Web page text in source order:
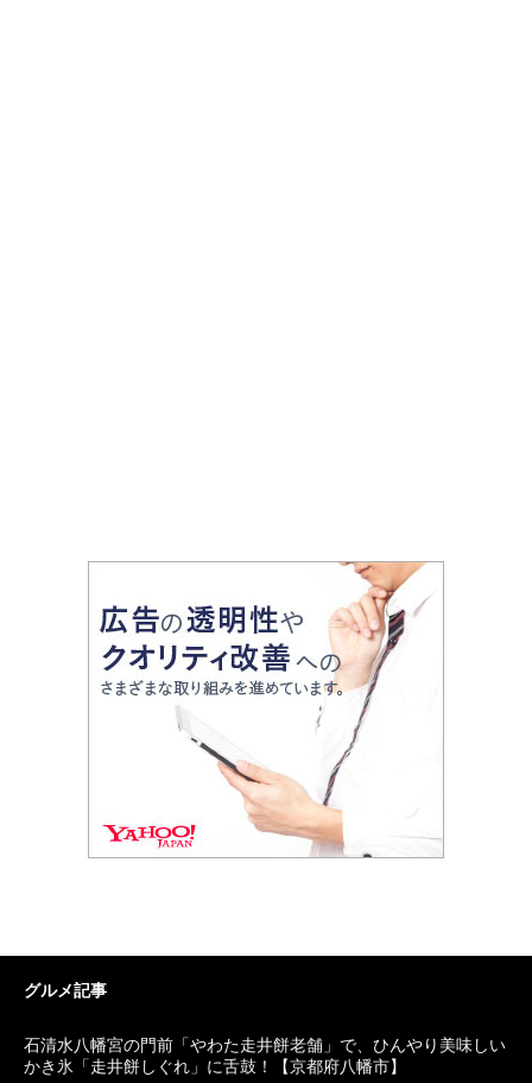
グルメ記事
石清水八幡宮の門前「やわた走井餅老舗」で、ひんやり美味しい
かき氷「走井餅しぐれ」に舌鼓！【京都府八幡市】